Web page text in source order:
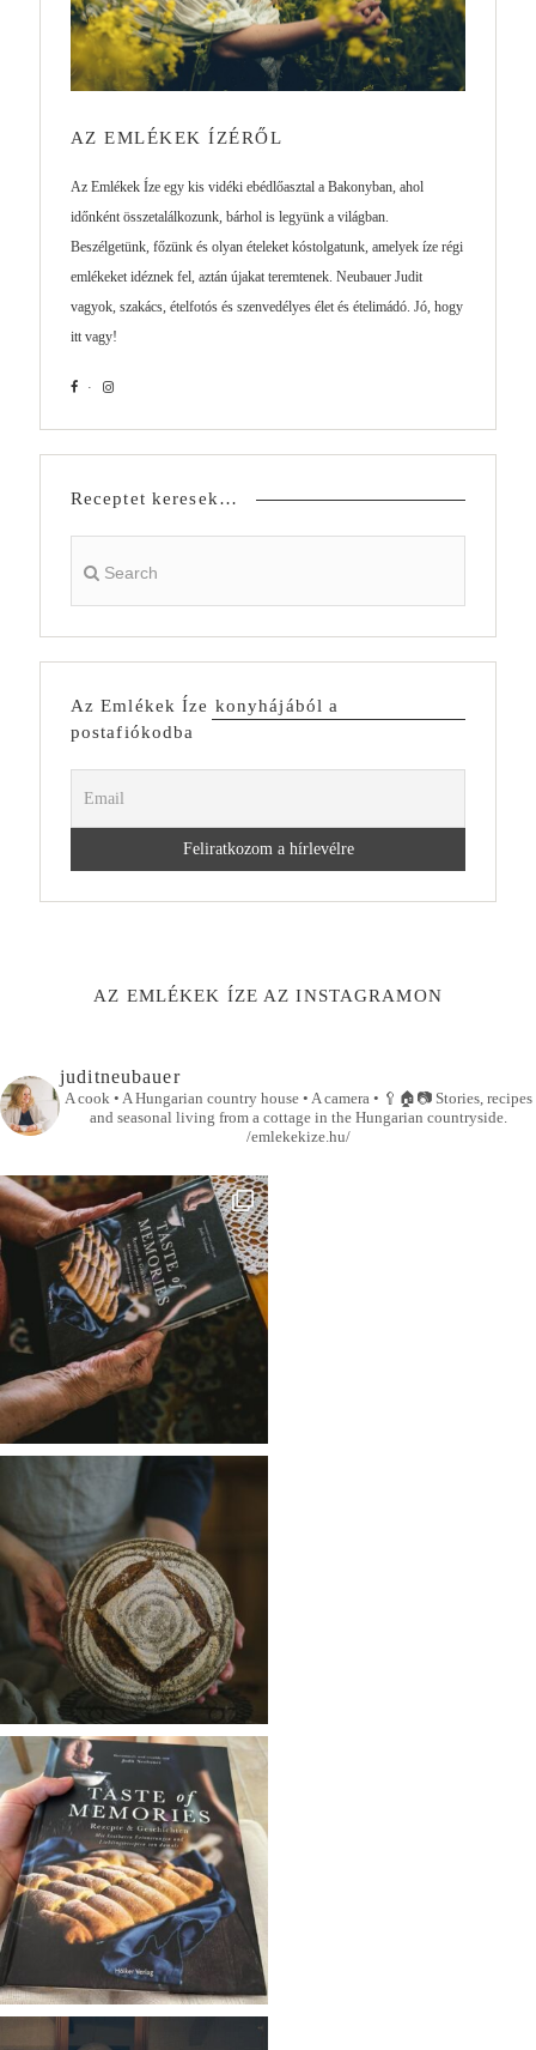
AZ EMLÉKEK ÍZÉRŐL
Az Emlékek Íze egy kis vidéki ebédlőasztal a Bakonyban, ahol
időnként összetalálkozunk, bárhol is legyünk a világban.
Beszélgetünk, főzünk és olyan ételeket kóstolgatunk, amelyek íze régi
emlékeket idéznek fel, aztán újakat teremtenek. Neubauer Judit
vagyok, szakács, ételfotós és szenvedélyes élet és ételimádó. Jó, hogy
itt vagy!
Receptet keresek…
Az Emlékek Íze konyhájából a
postafiókodba
AZ EMLÉKEK ÍZE AZ INSTAGRAMON
juditneubauer
A cook • A Hungarian country house • A camera • 🥄🏠📷Stories, recipes
and seasonal living from a cottage in the Hungarian countryside.
/emlekekize.hu/